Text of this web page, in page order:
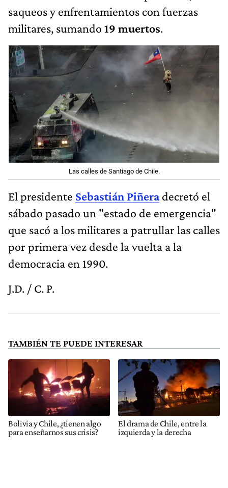
saqueos y enfrentamientos con fuerzas
militares, sumando 19 muertos.
Las calles de Santiago de Chile.
El presidente Sebastián Piñeradecretó el
sábado pasado un "estado de emergencia"
que sacó a los militares a patrullar las calles
por primera vez desde la vuelta a la
democracia en 1990.
J.D. / C. P.
TAMBIÉN TE PUEDE INTERESAR
Bolivia y Chile, ¿tienen algo
para enseñarnos sus crisis?
El drama de Chile, entre la
izquierda y la derecha